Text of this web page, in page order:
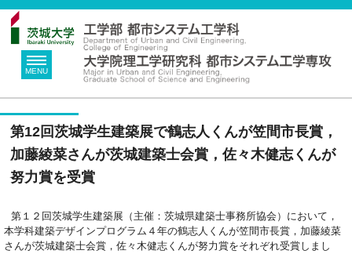
MENU
第12回茨城学生建築展で鶴志人くんが笠間市長賞，
加藤綾菜さんが茨城建築士会賞，佐々木健志くんが
努力賞を受賞
第１２回茨城学生建築展（主催：茨城県建築士事務所協会）において，
本学科建築デザインプログラム４年の鶴志人くんが笠間市長賞，加藤綾菜
さんが茨城建築士会賞，佐々木健志くんが努力賞をそれぞれ受賞しまし